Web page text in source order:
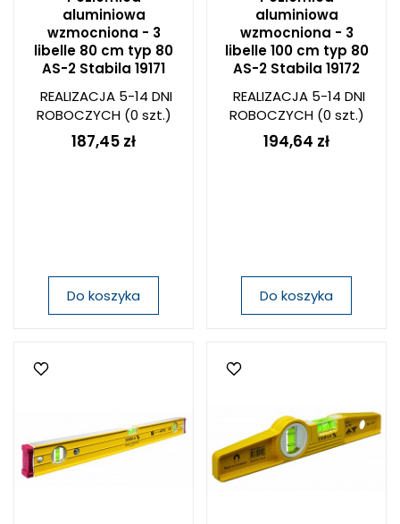
aluminiowa
wzmocniona - 3
libelle 80 cm typ 80
AS-2 Stabila 19171
REALIZACJA 5-14 DNI
ROBOCZYCH(0 szt.)
187,45 zł
Do koszyka
aluminiowa
wzmocniona - 3
libelle 100 cm typ 80
AS-2 Stabila 19172
REALIZACJA 5-14 DNI
ROBOCZYCH(0 szt.)
194,64 zł
Do koszyka